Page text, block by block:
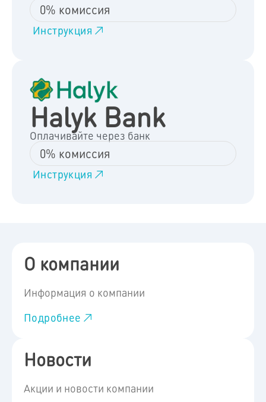
0% комиссия
Инструкция
Halyk Bank
Оплачивайте через банк
0% комиссия
Инструкция
О компании
Информация о компании
Подробнее
Новости
Акции и новости компании